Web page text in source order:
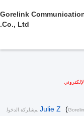
Gorelink
Co., Ltd.
Julie Z (
ﻢﺷﺍﺮﻛﺓ ﺎﻟﺪﺧﻮﻟ